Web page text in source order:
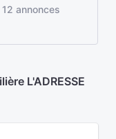
12 annonces
L'ADRESSE